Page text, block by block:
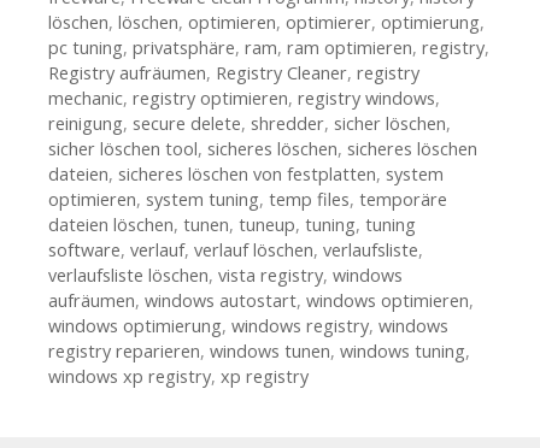
löschen, löschen, optimieren, optimierer, optimierung,
pc tuning, privatsphäre, ram, ram optimieren, registry,
Registry aufräumen, Registry Cleaner, registry
mechanic, registry optimieren, registry windows,
reinigung, secure delete, shredder, sicher löschen,
sicher löschen tool, sicheres löschen, sicheres löschen
dateien, sicheres löschen von festplatten, system
optimieren, system tuning, temp files, temporäre
dateien löschen, tunen, tuneup, tuning, tuning
software, verlauf, verlauf löschen, verlaufsliste,
verlaufsliste löschen, vista registry, windows
aufräumen, windows autostart, windows optimieren,
windows optimierung, windows registry, windows
registry reparieren, windows tunen, windows tuning,
windows xp registry, xp registry